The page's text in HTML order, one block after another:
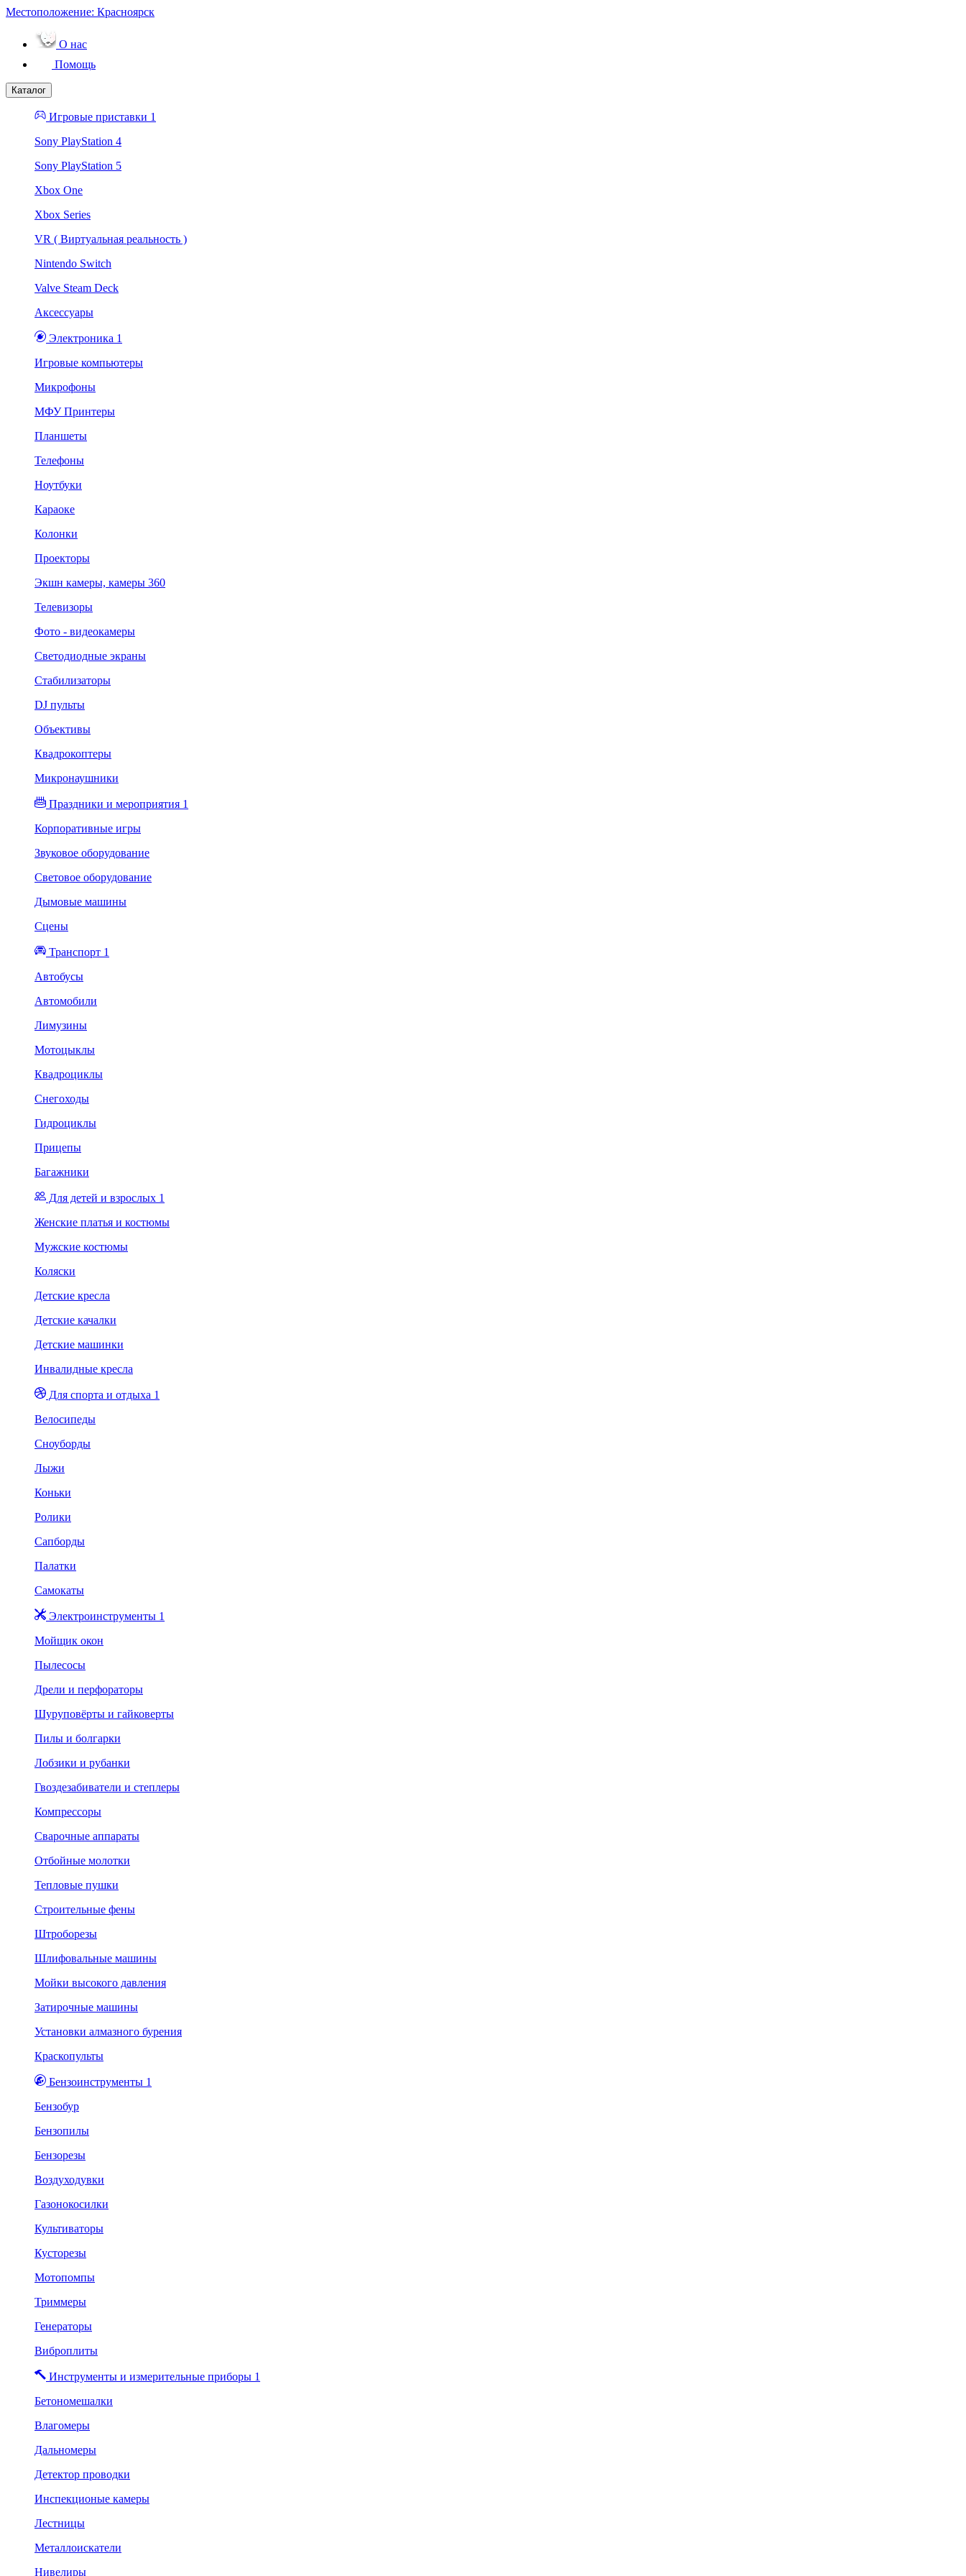
Местоположение: Красноярск
О нас
Помощь
Каталог
Игровые приставки 1
Sony PlayStation 4
Sony PlayStation 5
Xbox One
Xbox Series
VR ( Виртуальная реальность )
Nintendo Switch
Valve Steam Deck
Аксессуары
Электроника 1
Игровые компьютеры
Микрофоны
МФУ Принтеры
Планшеты
Телефоны
Ноутбуки
Караоке
Колонки
Проекторы
Экшн камеры, камеры 360
Телевизоры
Фото - видеокамеры
Светодиодные экраны
Стабилизаторы
DJ пульты
Объективы
Квадрокоптеры
Микронаушники
Праздники и мероприятия 1
Корпоративные игры
Звуковое оборудование
Световое оборудование
Дымовые машины
Сцены
Транспорт 1
Автобусы
Автомобили
Лимузины
Мотоцыклы
Квадроциклы
Снегоходы
Гидроциклы
Прицепы
Багажники
Для детей и взрослых 1
Женские платья и костюмы
Мужские костюмы
Коляски
Детские кресла
Детские качалки
Детские машинки
Инвалидные кресла
Для спорта и отдыха 1
Велосипеды
Сноуборды
Лыжи
Коньки
Ролики
Сапборды
Палатки
Самокаты
Электроинструменты 1
Мойщик окон
Пылесосы
Дрели и перфораторы
Шуруповёрты и гайковерты
Пилы и болгарки
Лобзики и рубанки
Гвоздезабиватели и степлеры
Компрессоры
Сварочные аппараты
Отбойные молотки
Тепловые пушки
Строительные фены
Штроборезы
Шлифовальные машины
Мойки высокого давления
Затирочные машины
Установки алмазного бурения
Краскопульты
Бензоинструменты 1
Бензобур
Бензопилы
Бензорезы
Воздуходувки
Газонокосилки
Культиваторы
Кусторезы
Мотопомпы
Триммеры
Генераторы
Виброплиты
Инструменты и измерительные приборы 1
Бетономешалки
Влагомеры
Дальномеры
Детектор проводки
Инспекционые камеры
Лестницы
Металлоискатели
Нивелиры